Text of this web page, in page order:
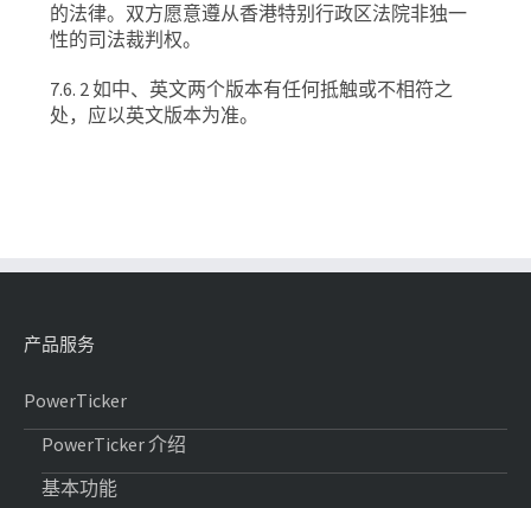
的法律。双方愿意遵从香港特别行政区法院非独一
性的司法裁判权。
7.6. 2如中、英文两个版本有任何抵触或不相符之
处，应以英文版本为准。
产品服务
PowerTicker
PowerTicker 介绍
基本功能